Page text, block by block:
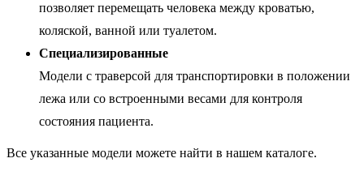
позволяет перемещать человека между кроватью,
коляской, ванной или туалетом.
Специализированные
Модели с траверсой для транспортировки в положении
лежа или со встроенными весами для контроля
состояния пациента.
Все указанные модели можете найти в нашем каталоге.